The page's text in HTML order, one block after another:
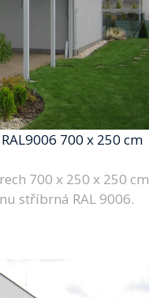
700 x 250 cm
700 x 250 x 250 cm
stříbrná RAL 9006.